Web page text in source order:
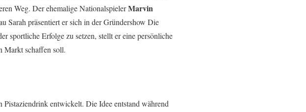
Weg. Der ehemalige NationalspielerMarvin
Sarah präsentiert er sich in der Gründershow Die
sportliche Erfolge zu setzen, stellt er eine persönliche
Markt schaffen soll.
Pistaziendrink entwickelt. Die Idee entstand während